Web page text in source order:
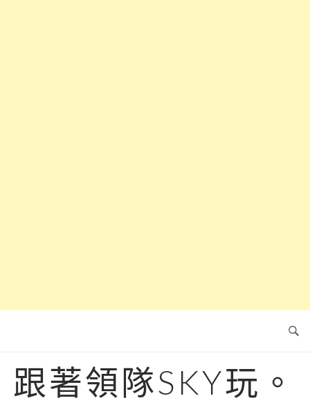
跟著領隊SKY玩。